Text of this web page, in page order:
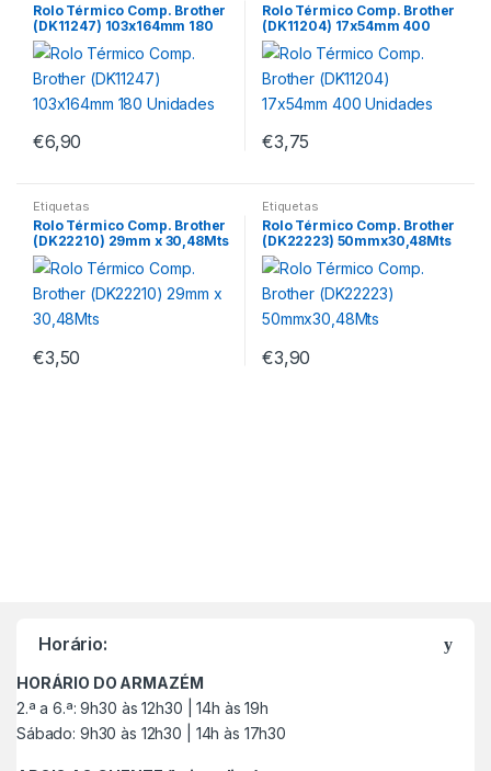
Rolo Térmico Comp. Brother
(DK11247) 103x164mm 180
Unidades
€6,90
Rolo Térmico Comp. Brother
(DK11204) 17x54mm 400
Unidades
€3,75
Etiquetas
Rolo Térmico Comp. Brother
(DK22210) 29mm x 30,48Mts
€3,50
Etiquetas
Rolo Térmico Comp. Brother
(DK22223) 50mmx30,48Mts
€3,90
Horário:
HORÁRIO DO ARMAZÉM
2.ª a 6.ª: 9h30 às 12h30 | 14h às 19h
Sábado: 9h30 às 12h30 | 14h às 17h30